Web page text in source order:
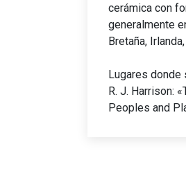
cerámica con
generalmente
Bretaña,
Lugares donde
R. J. Harrison:
Peoples and